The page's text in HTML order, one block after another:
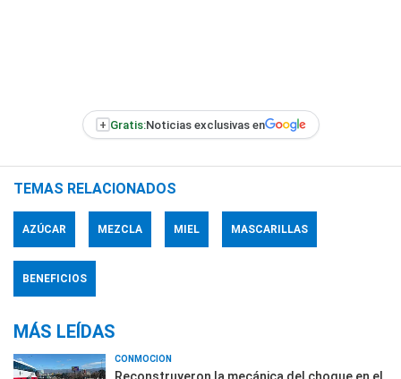
+ Gratis:Noticias exclusivas en
TEMAS RELACIONADOS
AZÚCAR MEZCLA MIEL MASCARILLAS
BENEFICIOS
MÁS LEÍDAS
CONMOCIÓN